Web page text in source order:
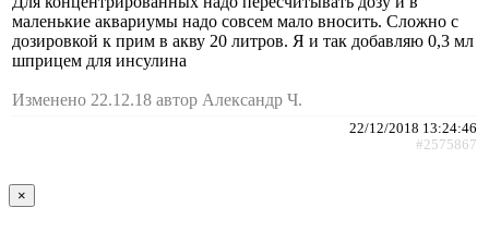
маленькие аквариумы надо совсем мало вносить. Сложно с
дозировкой к прим в акву 20 литров. Я и так добавляю 0,3 мл
шприцем для инсулина
Изменено 22.12.18 автор Александр Ч.
22/12/2018 13:24:46
#2575867
×